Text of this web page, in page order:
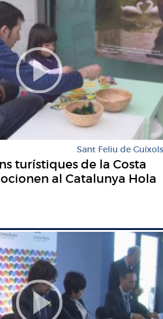
Sant Feliu de Guíxols
turístiques de la Costa
al Catalunya Hola